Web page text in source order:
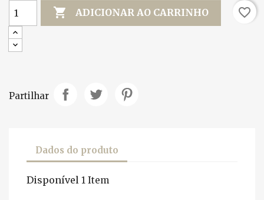
 ADICIONAR AO CARRINHO favorite_border
Partilhar
Dados do produto
Disponível 1 Item